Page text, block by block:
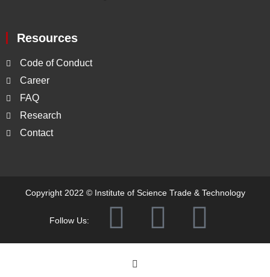
Resources
Code of Conduct
Career
FAQ
Research
Contact
Copyright 2022 © Institute of Science Trade & Technology
Follow Us: